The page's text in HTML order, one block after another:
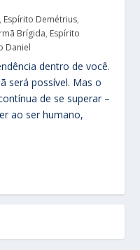
, Espírito Demétrius,
Brígida, Espírito
Daniel
dentro de você.
será possível. Mas o
de se superar –
ao ser humano,